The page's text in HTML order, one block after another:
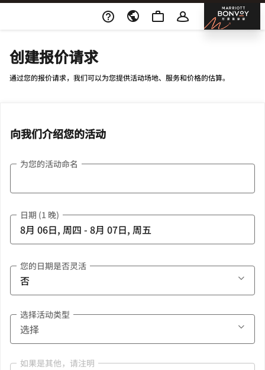
Skip To Content 邦
创建报价请求
通过您的报价请求，我们可以为您提供活动场地、服务和价格的估算。
向我们介绍您的活动
为您的活动命名
日期 (1 晚)
您的日期是否灵活
选择活动类型
如果是其他，请注明